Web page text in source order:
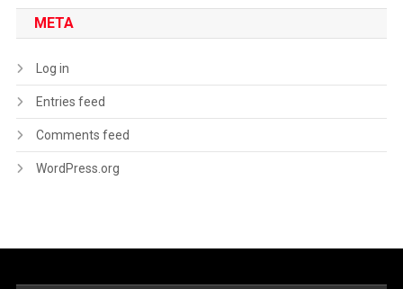
META
Log in
Entries feed
Comments feed
WordPress.org